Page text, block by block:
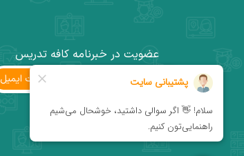
عضویت در خبرنامه کافه تدریس
ثبت ‌ایمیل
کانال تلگرام